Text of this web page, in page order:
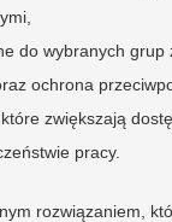
do wybranych
ochrona
, które zwiększają
pracy.
rozwiązaniem,